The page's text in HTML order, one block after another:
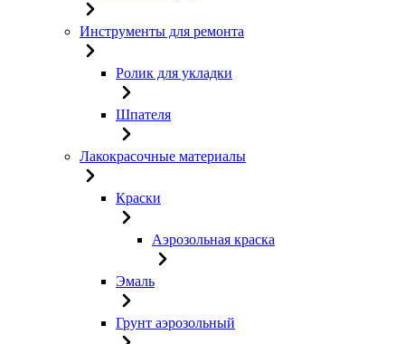
Инструменты для ремонта
Ролик для укладки
Шпателя
Лакокрасочные материалы
Краски
Аэрозольная краска
Эмаль
Грунт аэрозольный